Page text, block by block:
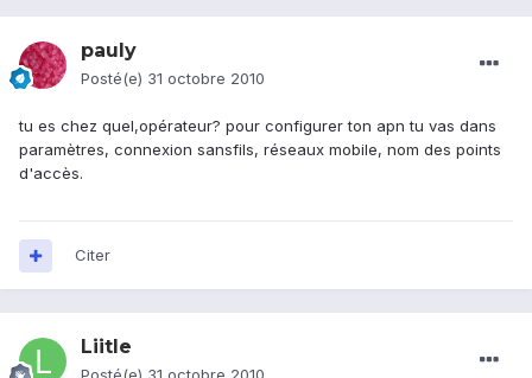
pauly
Posté(e) 31 octobre 2010
tu es chez quel,opérateur? pour configurer ton apn tu vas dans
paramètres, connexion sansfils, réseaux mobile, nom des points
d'accès.
Citer
Liitle